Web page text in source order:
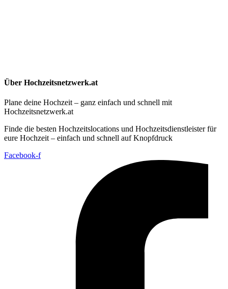
Über Hochzeitsnetzwerk.at
Plane deine Hochzeit – ganz einfach und schnell mit
Hochzeitsnetzwerk.at
Finde die besten Hochzeitslocations und Hochzeitsdienstleister für
eure Hochzeit – einfach und schnell auf Knopfdruck
Facebook-f